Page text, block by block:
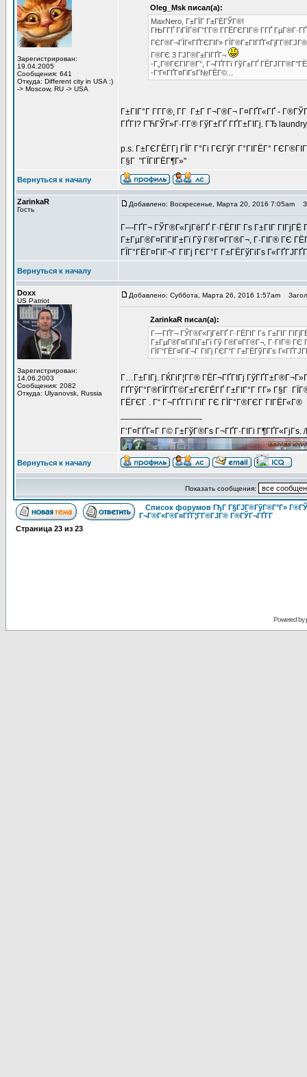
Зарегистрирован:
19.04.2005
Сообщения: 641
Откуда: Different city in USA :)
-> Moscow, RU -> USA
Oleg_Msk писал(а):
MaxNero, Г±ГЇГ Г±ГЁГЎГ®!
ГЊГ­ГҐ ГіГЇГ®Г°Г­Г® Г­ГЁГЄГІГ® Г­ГҐ
ГЄГ®Г¬ГЇГ«ГҐГЄГІГ»
Г®ГЄ 3 ГЈГ®Г±ГІГҐГ¬
-Г„Г®ГЄГІГ®Г°, Г¬ГҐГ­Гї ГўГ±ГҐ
-Г‘Г«ГҐГ¤ГіГѕГ№ГЁГ©...
Г±ГІГ°Г Г­Г­Г®, Г­Г Г±Г Г¬Г®Г¬ Г¤ГҐГ«ГҐ -
ГҐГІ? ГЋГЎГ»Г·Г­Г® ГўГ±ГҐ ГҐГ±ГІГј. ГЂ
p.s. Г±ГЄГЁГ­Гј ГЇГ Г°Гі ГЄГўГ Г°ГІГЁГ°
Г§Г "ГЇГІГЁГ¶Г»"
Вернуться к началу
ZarinkaR
Гость
Добавлено: Воскресенье, Марта 20, 2016 7:05am
Г—ГҐГ¬ ГЎГ®Г«ГјГёГҐ Г·ГЁГІГ Гѕ Г±ГІГ ГІГјГЁ
Г±ГµГ®Г¤ГїГІГ±Гї Гў Г®Г¤Г­Г®Г¬, Г·ГІГ® ГЄ
ГЇГ°ГЁГ¤ГіГ¬Г ГІГј ГЄГ°Г Г±ГЁГўГіГѕ
Вернуться к началу
Doxx
US Patriot
Зарегистрирован:
14.06.2003
Сообщения: 2082
Откуда: Ulyanovsk, Russia
Добавлено: Суббота, Марта 26, 2016 1:57am
ZarinkaR писал(а):
Г—ГҐГ¬ ГЎГ®Г«ГјГёГҐ Г·ГЁГІГ Гѕ Г±ГІГ
Г±ГµГ®Г¤ГїГІГ±Гї Гў Г®Г¤Г­Г®Г¬, Г·ГІГ® ГЄ
ГЇГ°ГЁГ¤ГіГ¬Г ГІГј ГЄГ°Г Г±ГЁГўГіГѕ
Г…Г±ГІГј. ГЌГіГ¦Г­Г® ГЁГ¬ГҐГІГј
ГҐГўГ°Г®ГЇГҐГ©Г±ГЄГЁГҐ Г±ГІГ°Г Г­Г» Г§Г
ГЁГЄГ . Г“ Г¬ГҐГ­Гї ГІГ ГЄ ГЇГ°Г®ГЄГ ГІГЁГ«Г®
Г‘Г¤ГҐГ«Г Г© Г±ГўГ®Гѕ Г¬ГҐГ·ГІГі Г¶ГҐГ«ГјГѕ.
Вернуться к началу
Показать сообщения:
Список форумов ГђГ Г§ГЈГ®ГўГ®Г°Г»
Г¬Г®Г«Г®Г¤ГҐГ¦Г­Г®ГЈГ® Г®ГЎГ¬ГҐГ­Г
Страница 23 из 23
Powered by